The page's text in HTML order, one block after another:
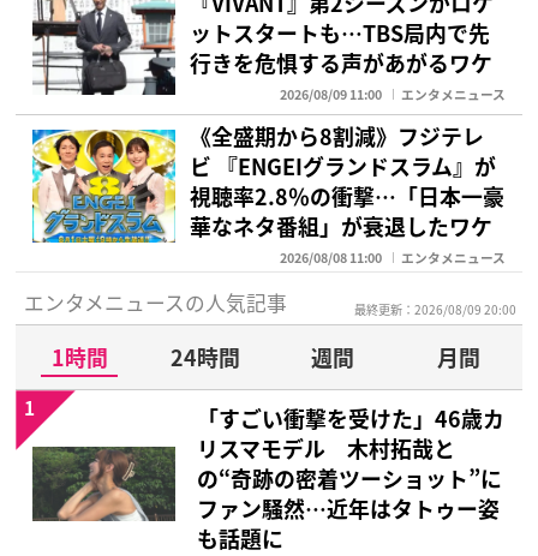
ットスタートも…TBS局内で先
行きを危惧する声があがるワケ
2026/08/09 11:00 エンタメニュース
《全盛期から8割減》フジテレ
ビ 『ENGEIグランドスラム』が
視聴率2.8％の衝撃…「日本一豪
華なネタ番組」が衰退したワケ
2026/08/08 11:00 エンタメニュース
エンタメニュースの人気記事 最終更新：2026/08/09 20:00
1時間 24時間 週間
月間
「すごい衝撃を受けた」46歳カ
リスマモデル 木村拓哉と
の“奇跡の密着ツーショット”に
ファン騒然…近年はタトゥー姿
も話題に
1